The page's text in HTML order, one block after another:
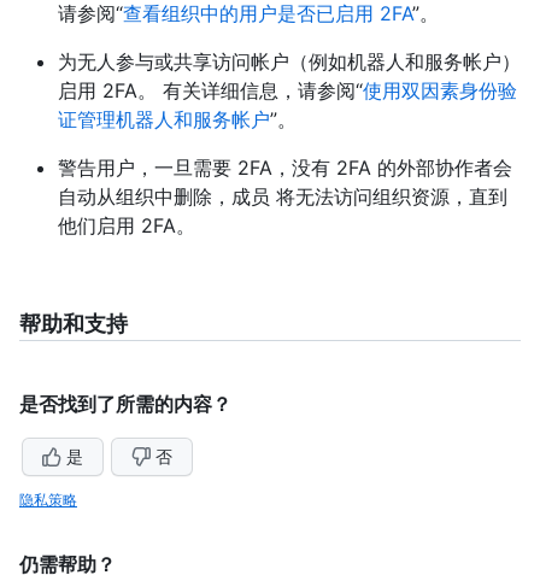
请参阅“查看组织中的用户是否已启用 2FA”。
为无人参与或共享访问帐户（例如机器人和服务帐户）
启用 2FA。 有关详细信息，请参阅“使用双因素身份验
证管理机器人和服务帐户”。
警告用户，一旦需要 2FA，没有 2FA 的外部协作者会
自动从组织中删除，成员 将无法访问组织资源，直到
他们启用 2FA。
帮助和支持
是否找到了所需的内容？
是 否
隐私策略
仍需帮助？